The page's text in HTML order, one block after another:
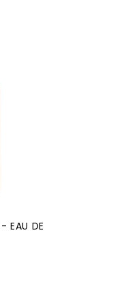
EAU DE